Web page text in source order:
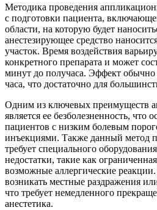
Методика проведения
с подготовки пациента,
области, на которую будет
анестезирующее средство
участок. Время воздействия
конкретного препарата и может
минут до получаса. Эффект обычно
часа, что достаточно для
Одним из ключевых преимуществ
является ее безболезненность, что
пациентов с низким болевым
инъекциями. Также данный метод
требует специального
недостатки, такие как
возможные аллергические
возникать местные раздражения
что требует немедленного
анестетика.